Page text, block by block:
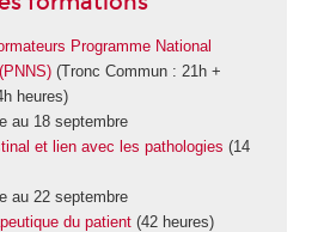
Programme National
(Tronc Commun : 21h +
heures)
au 18 septembre
et lien avec les pathologies (14
au 22 septembre
du patient(42 heures)